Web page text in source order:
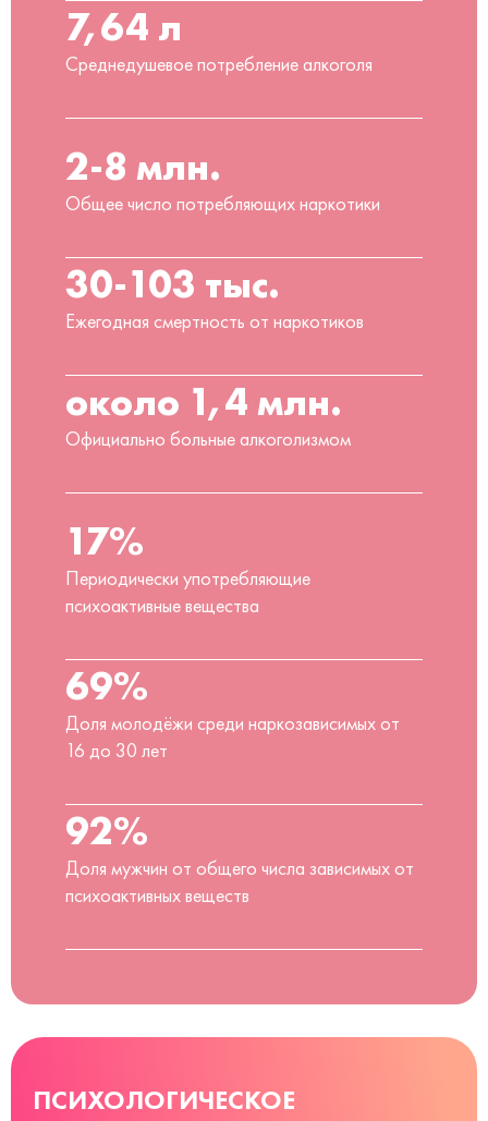
7,64 л
Среднедушевое потребление алкоголя
2-8 млн.
Общее число потребляющих наркотики
30-103 тыс.
Ежегодная смертность от наркотиков
около 1,4 млн.
Официально больные алкоголизмом
17%
Периодически употребляющие
психоактивные вещества
69%
Доля молодёжи среди наркозависимых от
16 до 30 лет
92%
Доля мужчин от общего числа зависимых от
психоактивных веществ
ПСИХОЛОГИЧЕСКОЕ